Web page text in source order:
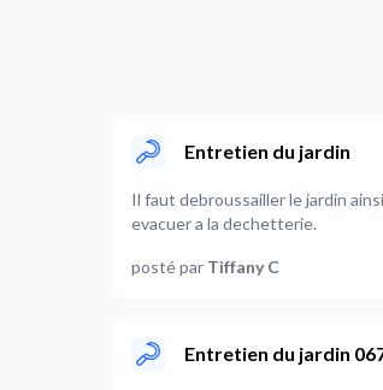
Entretien du jardin
Il faut debroussailler le jardin
evacuer a la dechetterie.
posté par Tiffany C
Entretien du jardin